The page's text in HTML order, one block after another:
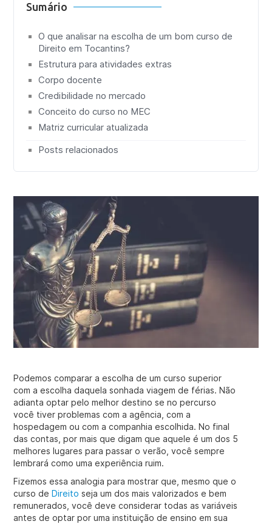
Sumário
O que analisar na escolha de um bom curso de
Direito em Tocantins?
Estrutura para atividades extras
Corpo docente
Credibilidade no mercado
Conceito do curso no MEC
Matriz curricular atualizada
Posts relacionados
Podemos comparar a escolha de um curso superior
com a escolha daquela sonhada viagem de férias. Não
adianta optar pelo melhor destino se no percurso
você tiver problemas com a agência, com a
hospedagem ou com a companhia escolhida. No final
das contas, por mais que digam que aquele é um dos 5
melhores lugares para passar o verão, você sempre
lembrará como uma experiência ruim.
Fizemos essa analogia para mostrar que, mesmo que o
curso deDireito seja um dos mais valorizados e bem
remunerados, você deve considerar todas as variáveis
antes de optar por uma instituição de ensino em sua